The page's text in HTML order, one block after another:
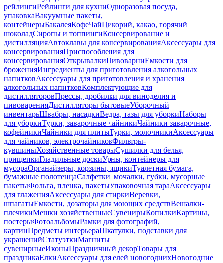
рейлингиРейлинги для кухниОдноразовая посуда,
упаковкаВакуумные пакеты,
контейнерыБакалеяКофеЧайЦикорий, какао, горячий
шоколадСиропы и топпингиКонсервирование и
дистилляцияАвтоклавы для консервированияАксессуары для
консервированияПриспособления для
консервированияОткрывалкиПивоварниЕмкости для
броженияИнгредиенты для приготовления алкогольных
напитковАксессуары для приготовления и хранения
алкогольных напитковКомплектующие для
дистилляторовПрессы, дробилки для виноделия и
пивоваренияДистилляторы бытовыеУборочный
инвентарьШвабры, насадкиВедра, тазы для уборкиНаборы
для уборкиТурки, заварочные чайникиЧайники заварочные,
кофейникиЧайники для плитыТурки, молочникиАксессуары
для чайников, электрочайниковФильтры-
кувшиныХозяйственные товарыСушилки для белья,
прищепкиГладильные доскиУрны, контейнеры для
мусораОрганайзеры, корзины, ящикиТуалетная бумага,
бумажные полотенцаСалфетки, мочалки, губки, мусорные
пакетыФольга, пленка, пакетыУпаковочная тараАксессуары
для глаженияАксессуары для стиркиВеревки,
шпагатыЕмкости, дозаторы для моющих средствВешалки-
плечикиМешки хозяйственныеСувенирыКопилкиКартины,
постерыФотоальбомыРамки для фотографий,
картинПредметы интерьераШкатулки, подставки для
украшенийСтатуэткиМагниты
сувенирныеИконыПраздничный декорТовары для
праздникаЕлкиАксессуары для елей новогоднихНовогодние